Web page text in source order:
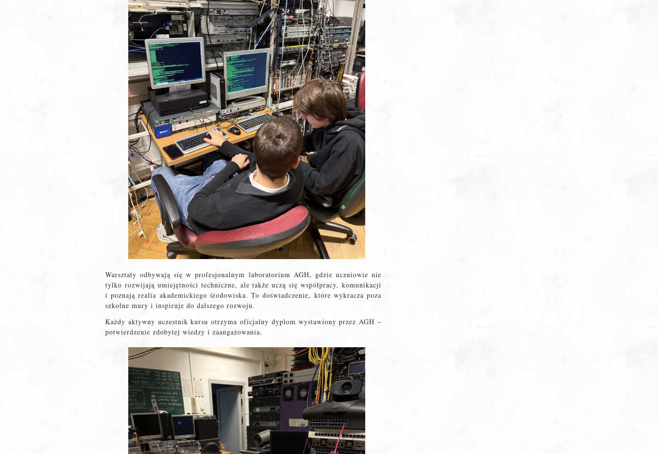
Warsztaty odbywają się w profesjonalnym laboratorium AGH, gdzie uczniowie nie
tylko rozwijają umiejętności techniczne, ale także uczą się współpracy, komunikacji
i poznają realia akademickiego środowiska. To doświadczenie, które wykracza poza
szkolne mury i inspiruje do dalszego rozwoju.
Każdy aktywny uczestnik kursu otrzyma oficjalny dyplom wystawiony przez AGH –
potwierdzenie zdobytej wiedzy i zaangażowania.